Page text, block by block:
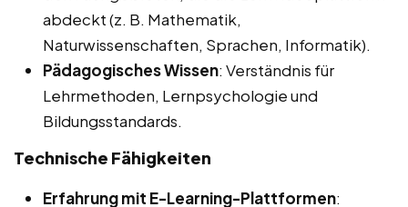
abdeckt (z. B. Mathematik,
Naturwissenschaften, Sprachen, Informatik).
Pädagogisches Wissen: Verständnis für
Lehrmethoden, Lernpsychologie und
Bildungsstandards.
Technische Fähigkeiten
Erfahrung mit E-Learning-Plattformen: